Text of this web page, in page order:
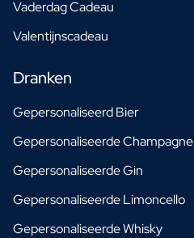
Vaderdag Cadeau
Valentijnscadeau
Dranken
Gepersonaliseerd Bier
Gepersonaliseerde Champagne
Gepersonaliseerde Gin
Gepersonaliseerde Limoncello
Gepersonaliseerde Whisky